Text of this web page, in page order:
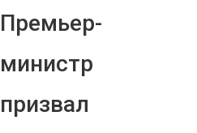
Премьер-
министр
призвал